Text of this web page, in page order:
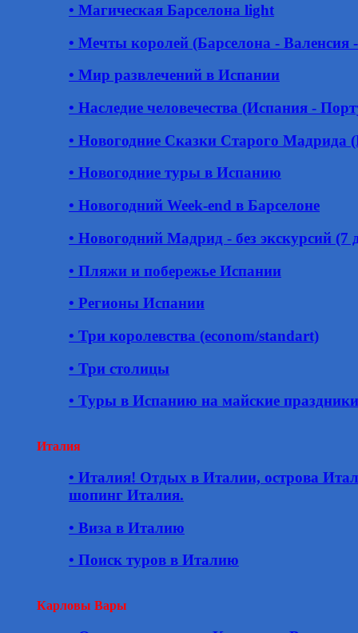
• Магическая Барселона light
• Мечты королей (Барселона -
• Мир развлечений в Испании
• Наследие человечества (Испания -
• Новогодние Сказки Старого
• Новогодние туры в Испанию
• Новогодний Week-end в Барселоне
• Новогодний Мадрид - без экскурсий (7
• Пляжи и побережье Испании
• Регионы Испании
• Три королевства (econom/standart)
• Три столицы
• Туры в Испанию на майские праздники
Италия
• Италия! Отдых в Италии, острова
шопинг Италия.
• Виза в Италию
• Поиск туров в Италию
Карловы Вары